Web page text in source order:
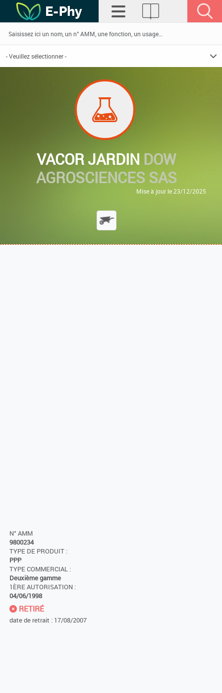
VACOR JARDIN DOW
AGROSCIENCES SAS
Mise à jour le 23/12/2025
N° AMM
9800234
TYPE DE PRODUIT :
PPP
TYPE COMMERCIAL :
Deuxième gamme
1ÈRE AUTORISATION :
04/06/1998
RETIRÉ
date de retrait : 17/08/2007